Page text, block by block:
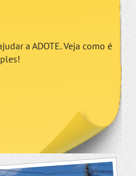
a ADOTE. Veja como é